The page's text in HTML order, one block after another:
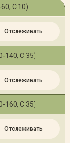
С 10)
Отслеживать
140, С 35)
Отслеживать
160, C 35)
Отслеживать